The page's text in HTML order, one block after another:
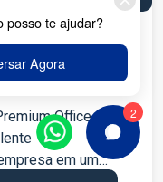
OFFICE
Office
em um